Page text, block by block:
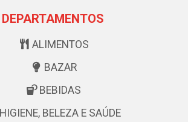
DEPARTAMENTOS
ALIMENTOS
BAZAR
BEBIDAS
HIGIENE, BELEZA E SAÚDE